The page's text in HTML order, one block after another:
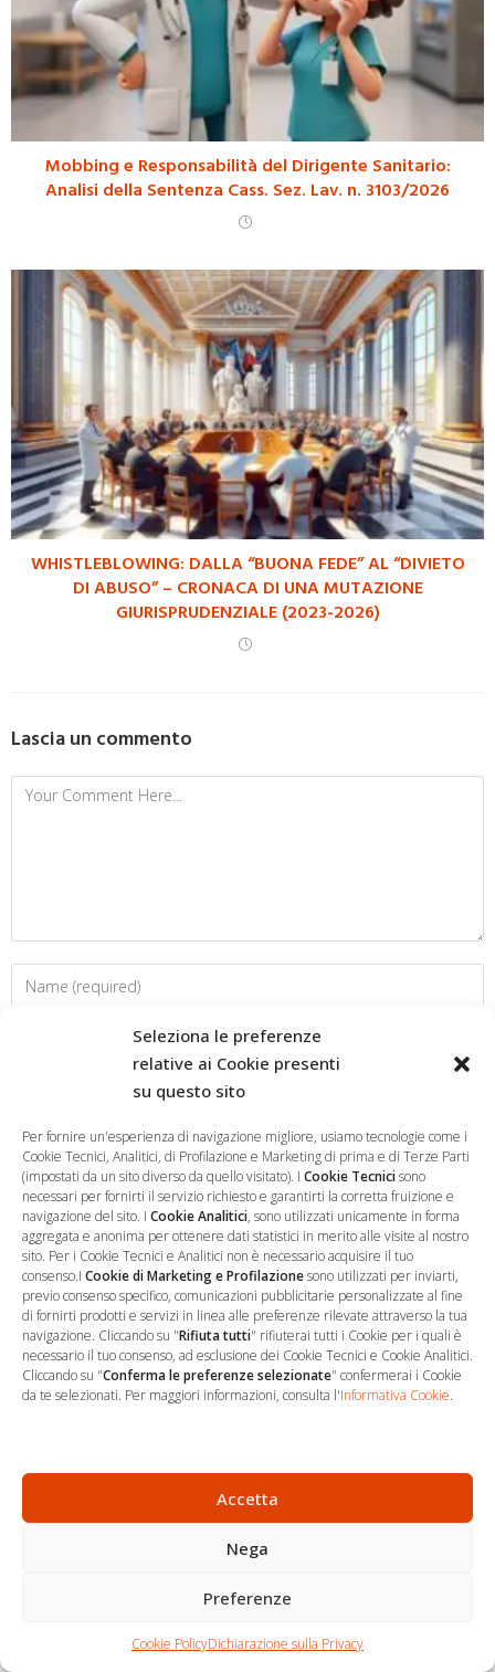
Seleziona le preferenze
relative ai Cookie presenti
su questo sito
Per fornire un'esperienza di navigazione migliore, usiamo tecnologie come i
Cookie Tecnici, Analitici, di Profilazione e Marketing di prima e di Terze Parti
(impostati da un sito diverso da quello visitato). I Cookie Tecnicisono
necessari per fornirti il servizio richiesto e garantirti la corretta fruizione e
navigazione del sito. I Cookie Analitici, sono utilizzati unicamente in forma
aggregata e anonima per ottenere dati statistici in merito alle visite al nostro
sito. Per i Cookie Tecnici e Analitici non è necessario acquisire il tuo
consenso.I Cookie di Marketing e Profilazionesono utilizzati per inviarti,
previo consenso specifico, comunicazioni pubblicitarie personalizzate al fine
di fornirti prodotti e servizi in linea alle preferenze rilevate attraverso la tua
navigazione. Cliccando su "Rifiuta tutti" rifiuterai tutti i Cookie per i quali è
necessario il tuo consenso, ad esclusione dei Cookie Tecnici e Cookie Analitici.
Cliccando su "Conferma le preferenze selezionate" confermerai i Cookie
da te selezionati. Per maggiori informazioni, consulta l'Informativa Cookie.
Accetta
Nega
Preferenze
Cookie PolicyDichiarazione sulla Privacy
Mobbing e Responsabilità del Dirigente Sanitario:
Analisi della Sentenza Cass. Sez. Lav. n. 3103/2026
WHISTLEBLOWING: DALLA “BUONA FEDE” AL “DIVIETO
DI ABUSO” – CRONACA DI UNA MUTAZIONE
GIURISPRUDENZIALE (2023-2026)
Lascia un commento
Salva il mio nome, email e sito web in questo browser per la
prossima volta che commento.
… Sede Operativa
via Marco Decumio, 19 -
Roma
P.I. 17504191002
Shop